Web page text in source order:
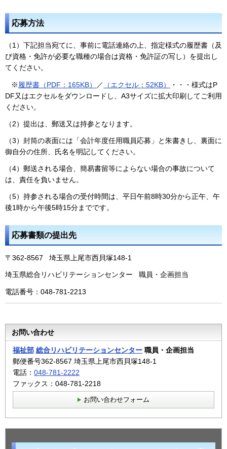
応募方法
（1）下記担当宛てに、事前に電話連絡の上、指定様式の履歴書（及
び資格・免許が必要な職種の場合は資格・免許証の写し）を提出し
てください。
※履歴書（PDF：165KB） ／ （エクセル：52KB）
・・・様式はP
DF又はエクセルをダウンロードし、A3サイズに拡大印刷してご利用
ください。
（2）提出は、郵送又は持参となります。
（3）封筒の表面には「会計年度任用職員応募」と朱書きし、裏面に
御自分の住所、氏名を明記してください。
（4）郵送される場合、簡易書留等によらない場合の事故について
は、責任を負いません。
（5）持参される場合の受付時間は、平日午前8時30分から正午、午
後1時から午後5時15分までです。
応募書類の提出先
〒362-8567 埼玉県上尾市西貝塚148-1
埼玉県総合リハビリテーションセンター 職員・企画担当
電話番号：048-781-2213
お問い合わせ
福祉部 総合リハビリテーションセンター 職員・企画担当
郵便番号362-8567 埼玉県上尾市西貝塚148-1
電話： 048-781-2222
ファックス：048-781-2218
お問い合わせフォーム